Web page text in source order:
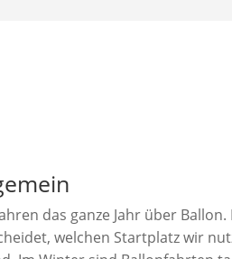
das ganze Jahr über
welchen Startplatz wir